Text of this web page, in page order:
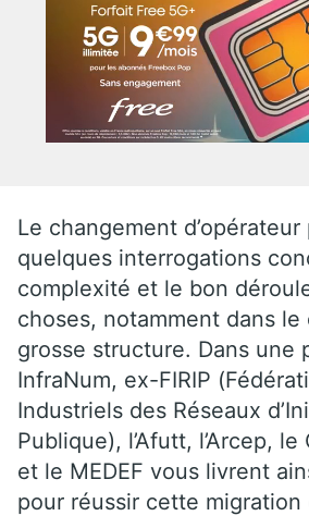
Le changement
quelques interrogations
complexité et le bon
choses, notamment dans le
grosse structure. Dans une
InfraNum, ex-FIRIP
Industriels des Réseaux
Publique), l’Afutt, l’Arcep, le
et le MEDEF vous livrent
pour réussir cette